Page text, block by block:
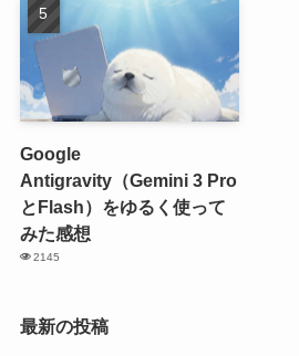
Google
Antigravity（Gemini 3 Pro
とFlash）をゆるく使って
みた感想
2145
最新の投稿